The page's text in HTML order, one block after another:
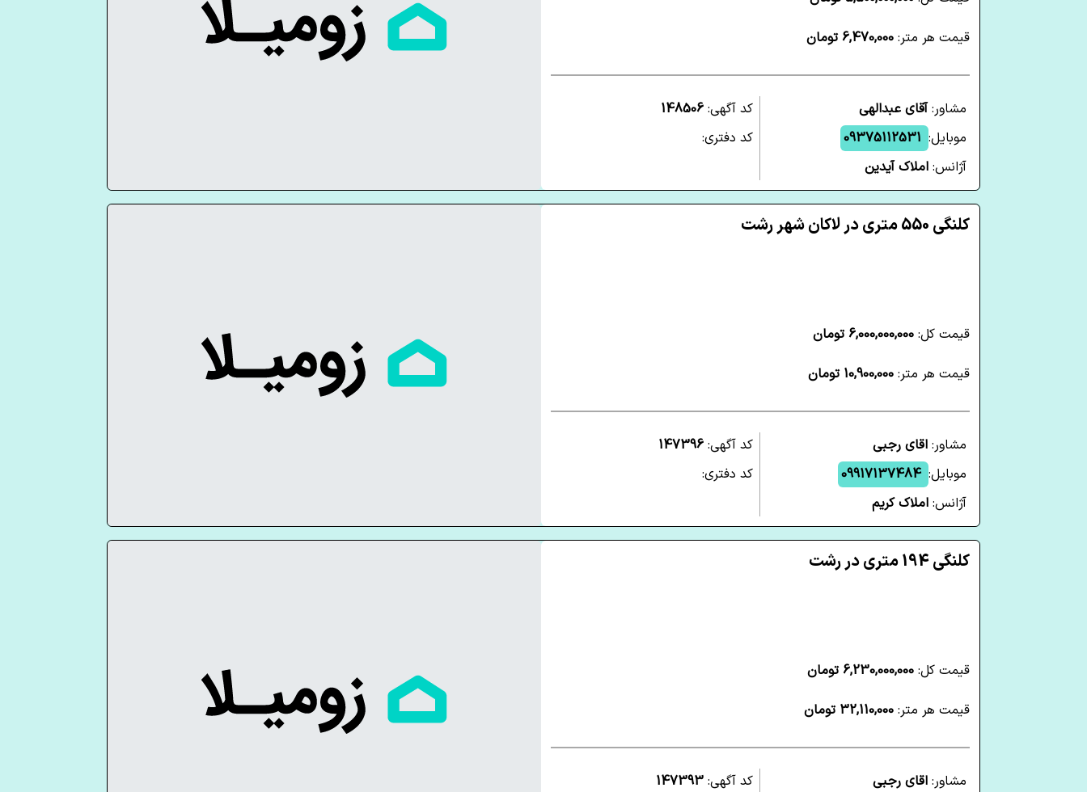
قیمت هر متر: 6,470,000 تومان
مشاور:آقای عبدالهی
موبایل: 09375112531
آژانس: املاک آیدین
کد آگهی: 148506
کد دفتری:
کلنگی 550 متری در لاکان شهر رشت
قیمت کل: 6,000,000,000 تومان
قیمت هر متر: 10,900,000 تومان
مشاور: اقای رجبی
موبایل: 09917137484
آژانس: املاک کریم
کد آگهی: 147396
کد دفتری:
کلنگی 194 متری در رشت
قیمت کل: 6,230,000,000 تومان
قیمت هر متر: 32,110,000 تومان
مشاور: اقای رجبی
کد آگهی: 147393